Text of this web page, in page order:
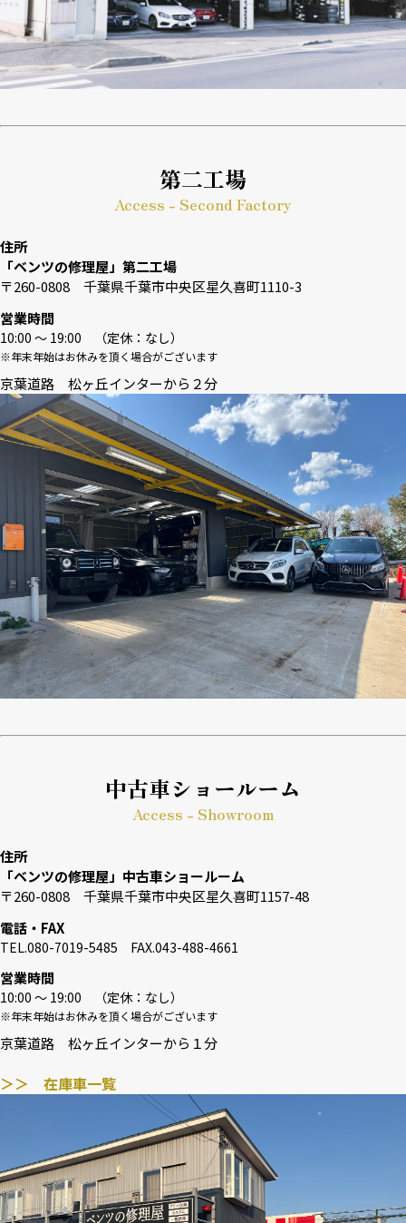
第二工場
Access - Second Factory
住所
「ベンツの修理屋」第二工場
〒260-0808 千葉県千葉市中央区星久喜町1110-3
営業時間
10:00 〜 19:00 （定休：なし）
※年末年始はお休みを頂く場合がございます
京葉道路 松ヶ丘インターから２分
中古車ショールーム
Access - Showroom
住所
「ベンツの修理屋」中古車ショールーム
〒260-0808 千葉県千葉市中央区星久喜町1157-48
電話・FAX
TEL.080-7019-5485 FAX.043-488-4661
営業時間
10:00 〜 19:00 （定休：なし）
※年末年始はお休みを頂く場合がございます
京葉道路 松ヶ丘インターから１分
＞＞ 在庫車一覧